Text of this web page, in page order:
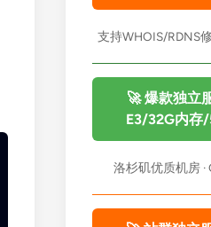
支持WHOIS/RDNS
🚀 爆款独立
E3/32G内存
洛杉矶优质机房 ·